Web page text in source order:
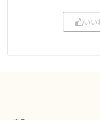
いい